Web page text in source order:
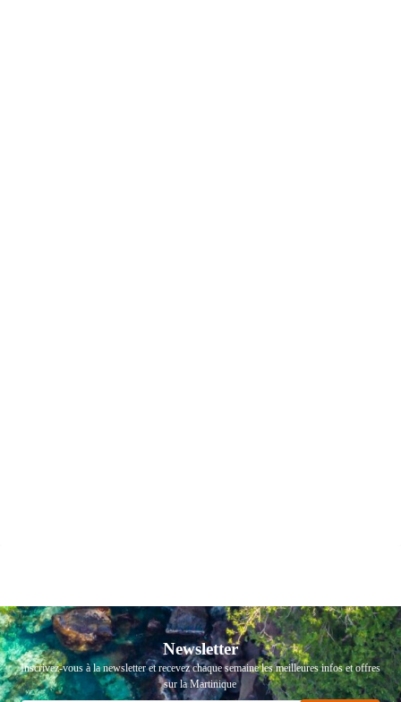
Newsletter
Inscrivez-vous à la newsletter et recevez chaque semaine les meilleures infos et offres
sur la Martinique